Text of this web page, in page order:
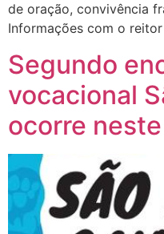
de oração, convivência
Informações com o
Segundo
vocacional
ocorre